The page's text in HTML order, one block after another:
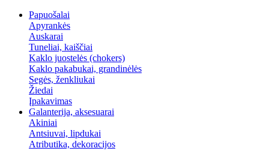
Papuošalai
Apyrankės
Auskarai
Tuneliai, kaiščiai
Kaklo juostelės (chokers)
Kaklo pakabukai, grandinėlės
Segės, ženkliukai
Žiedai
Įpakavimas
Galanterija, aksesuarai
Akiniai
Antsiuvai, lipdukai
Atributika, dekoracijos